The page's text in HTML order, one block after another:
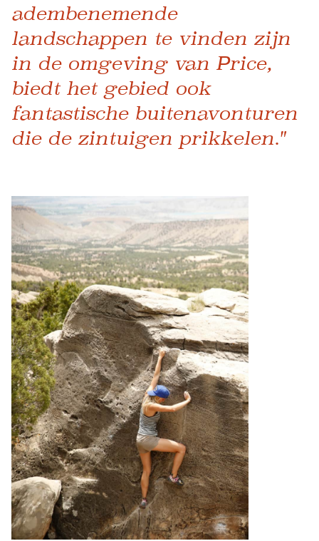
adembenemende
landschappen te vinden zijn
in de omgeving van Price,
biedt het gebied ook
fantastische buitenavonturen
die de zintuigen prikkelen."